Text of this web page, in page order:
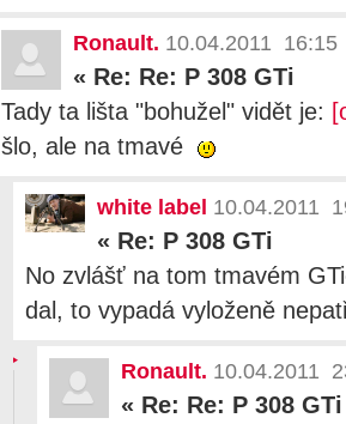
Ronault. 10.04.2011 16:15
« Re: Re: P 308 GTi
Tady ta lišta "bohužel" vidět je:
šlo, ale na tmavé
white label 10.04.2011
« Re: P 308 GTi
No zvlášť na tom tmavém
dal, to vypadá vyloženě
Ronault. 10.04.2011
« Re: Re: P 308 GTi